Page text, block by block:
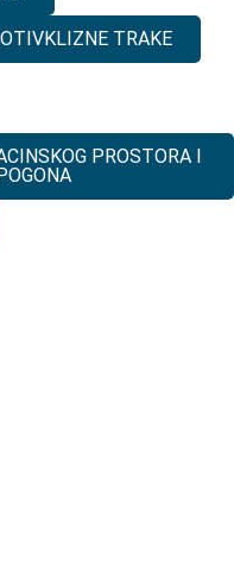
TRAKE
PROSTORA I